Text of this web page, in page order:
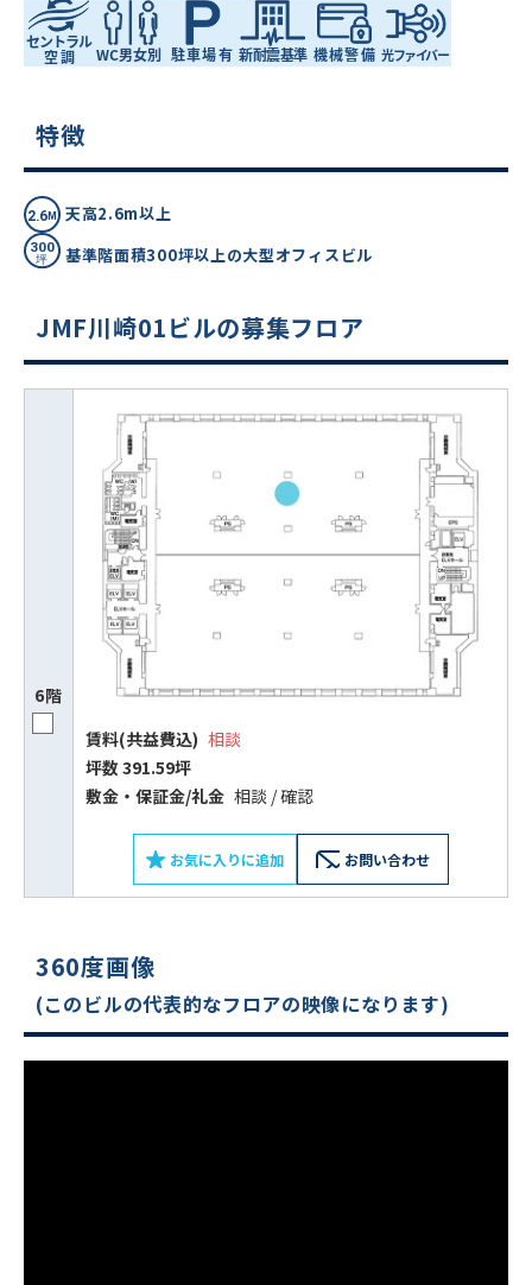
特徴
天高2.6m以上
基準階面積300坪以上の大型オフィスビル
JMF川崎01ビルの募集フロア
6階
賃料(共益費込) 相談
坪数 391.59坪
敷⾦‧保証⾦/礼⾦ 相談 / 確認
お気に入りに追加 お問い合わせ
360度画像
(このビルの代表的なフロアの映像になります)